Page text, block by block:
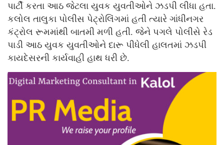
પાર્ટી કરતા આઠ જેટલા યુવક યુવતીઓને ઝડપી લીધા હતા.
કલોલ તાલુકા પોલીસ પેટ્રોલિંગમાં હતી ત્યારે ગાંધીનગર
કંટ્રોલ રૂમમાંથી બાતમી મળી હતી. જેને પગલે પોલીસે રેડ
પાડી આઠ યુવક યુવતીઓને દારૂ પીધેલી હાલતમાં ઝડપી
કાયદેસરની કાર્યવાહી હાથ ધરી છે.